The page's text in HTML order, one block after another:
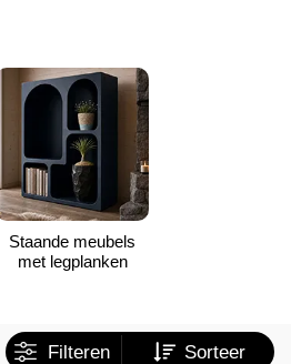
Staande meubels
met legplanken
Filteren Sorteer